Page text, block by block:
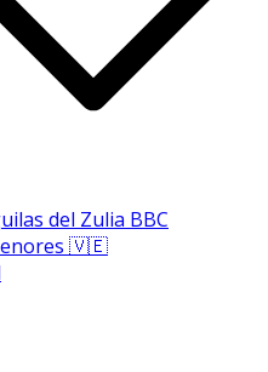
del Zulia BBC
🇻🇪